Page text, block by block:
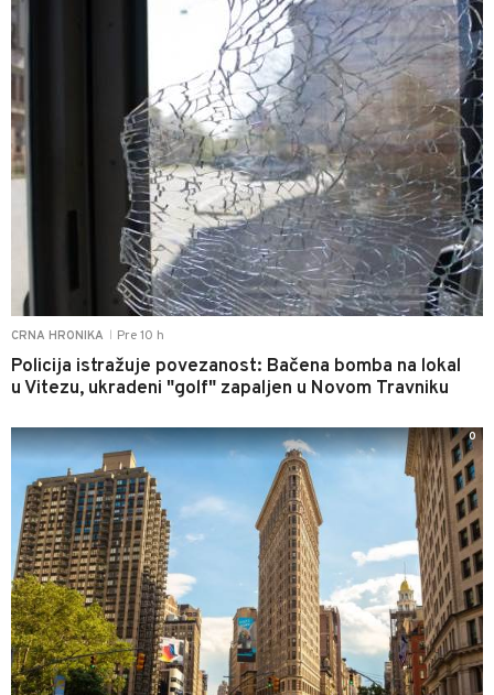
CRNA HRONIKA Pre 10 h
Policija istražuje povezanost: Bačena bomba na lokal
u Vitezu, ukradeni "golf" zapaljen u Novom Travniku
0